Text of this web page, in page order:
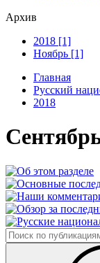
Архив
2018 [1]
Ноябрь [1]
Главная
Русский
2018